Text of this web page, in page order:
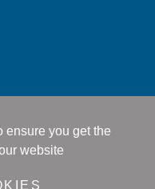
Tilmeld
ensure you get the
website